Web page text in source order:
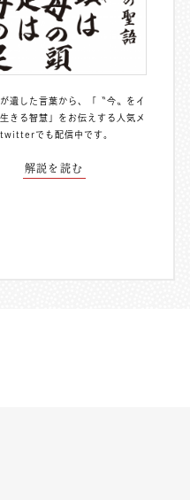
遺した言葉から、「〝今〟をイ
きる智慧」をお伝えする人気メ
twitterでも配信中 です。
解説を読む